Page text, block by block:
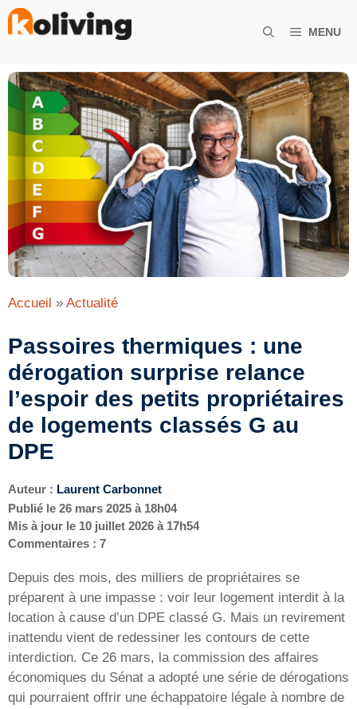
Aller
MENU
Accueil » Actualité
Passoires thermiques : une
dérogation surprise relance
l’espoir des petits propriétaires
de logements classés G au
DPE
Auteur : Laurent Carbonnet
Publié le 26 mars 2025 à 18h04
Mis à jour le 10 juillet 2026 à 17h54
Commentaires : 7
Depuis des mois, des milliers de propriétaires se
préparent à une impasse : voir leur logement interdit à la
location à cause d’un DPE classé G. Mais un revirement
inattendu vient de redessiner les contours de cette
interdiction. Ce 26 mars, la commission des affaires
économiques du Sénat a adopté une série de dérogations
qui pourraient offrir une échappatoire légale à nombre de